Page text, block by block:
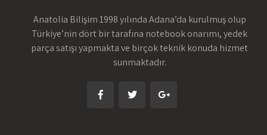
Anatolia Bilişim 1998 yılında Adana’da kurulmuş olup
Türkiye’nin dört bir tarafına notebook onarımı, yedek
parça satışı yapmakta ve birçok teknik konuda hizmet
sunmaktadır.